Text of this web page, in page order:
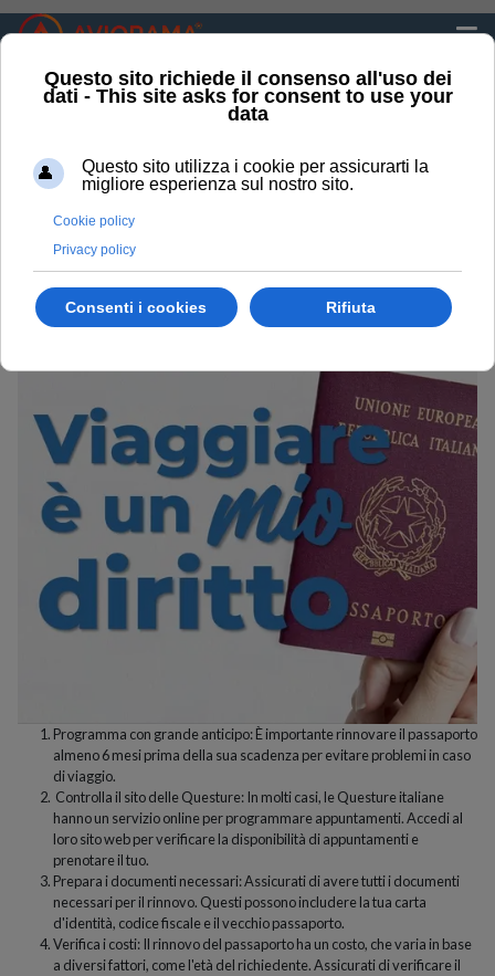
CONSIGLI E SUGGERIMENTI
Travel lounge Consigli e suggerimenti
Passaporto in scadenza?
Aviorama
22 Febbraio 2024
Visite: 3906
Programma con grande anticipo: È importante rinnovare il passaporto
almeno 6 mesi prima della sua scadenza per evitare problemi in caso
di viaggio.
Controlla il sito delle Questure: In molti casi, le Questure italiane
hanno un servizio online per programmare appuntamenti. Accedi al
loro sito web per verificare la disponibilità di appuntamenti e
prenotare il tuo.
Prepara i documenti necessari: Assicurati di avere tutti i documenti
necessari per il rinnovo. Questi possono includere la tua carta
d'identità, codice fiscale e il vecchio passaporto.
Verifica i costi: Il rinnovo del passaporto ha un costo, che varia in base
a diversi fattori, come l'età del richiedente. Assicurati di verificare il